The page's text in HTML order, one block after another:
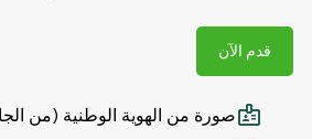
قدم الآن
صورة من الهوية الوطنية (من